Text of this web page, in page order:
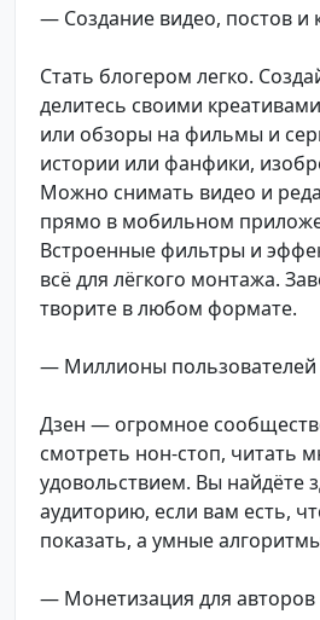
— Создание видео, постов и
Стать блогером легко.
делитесь своими
или обзоры на фильмы и
истории или фанфики,
Можно снимать видео и
прямо в мобильном
Встроенные фильтры и
всё для лёгкого монтажа.
творите в любом формате.
— Миллионы пользователей
Дзен — огромное
смотреть нон-стоп, читать
удовольствием. Вы найдёте
аудиторию, если вам есть,
показать, а умные
— Монетизация для авторов